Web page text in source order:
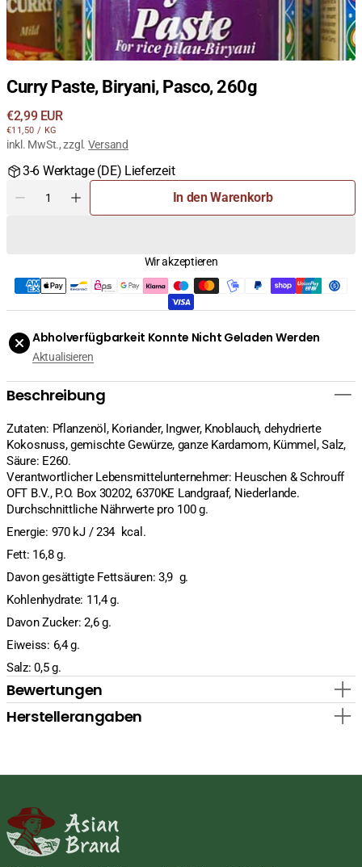
Curry Paste, Biryani, Pasco, 260g
Regulärer
Preis
€2,99 EUR
STÜCKPREIS
€11,50 / PRO
KG
inkl. MwSt., zzgl. Versand
3-6 Werktage (DE) Lieferzeit
Menge
Pasco,
260g
verringern
Menge
Pasco,
erhöhen
In den Warenkorb
Wir akzeptieren
Abholverfügbarkeit Konnte Nicht Geladen Werden
Aktualisieren
Beschreibung
Zutaten: Pflanzenöl, Koriander, Ingwer, Knoblauch, dehydrierte
Kokosnuss, gemischte Gewürze, ganze Kardamom, Kümmel, Salz,
Säure: E260.
Verantwortlicher Lebensmittelunternehmer: Heuschen & Schrouff
OFT B.V., P.O. Box 30202, 6370KE Landgraaf, Niederlande.
Durchschnittliche Nährwerte pro 100 g.
Energie: 970 kJ / 234 kcal.
Fett: 16,8 g.
Davon gesättigte Fettsäuren: 3,9 g.
Kohlenhydrate: 11,4 g.
Davon Zucker: 2,6 g.
Eiweiss: 6,4 g.
Salz: 0,5 g.
Bewertungen
Herstellerangaben